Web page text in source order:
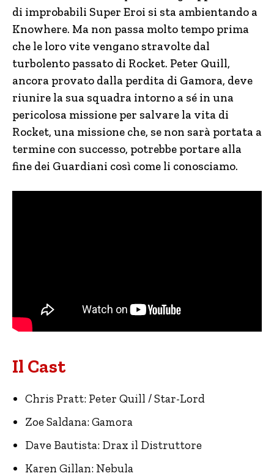
di improbabili Super Eroi si sta ambientando a
Knowhere. Ma non passa molto tempo prima
che le loro vite vengano stravolte dal
turbolento passato di Rocket. Peter Quill,
ancora provato dalla perdita di Gamora, deve
riunire la sua squadra intorno a sé in una
pericolosa missione per salvare la vita di
Rocket, una missione che, se non sarà portata a
termine con successo, potrebbe portare alla
fine dei Guardiani così come li conosciamo.
Il Cast
Chris Pratt: Peter Quill / Star-Lord
Zoe Saldana: Gamora
Dave Bautista: Drax il Distruttore
Karen Gillan: Nebula